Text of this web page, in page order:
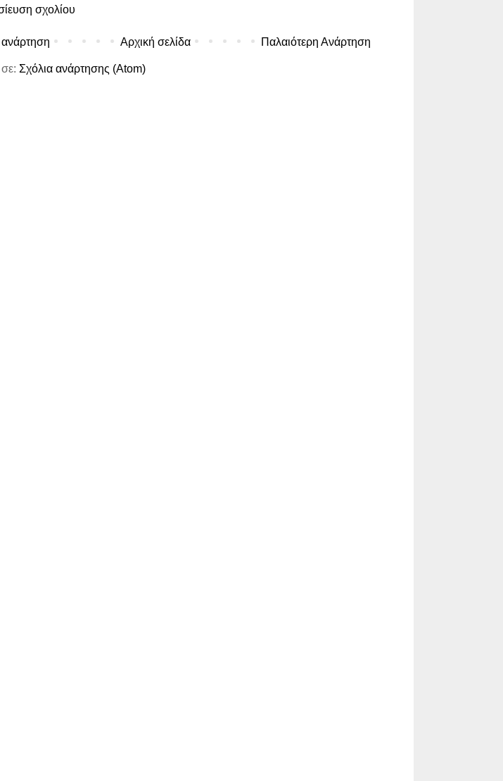
σχολίου
Παλαιότερη Ανάρτηση
Αρχική σελίδα
Σχόλια ανάρτησης (Atom)